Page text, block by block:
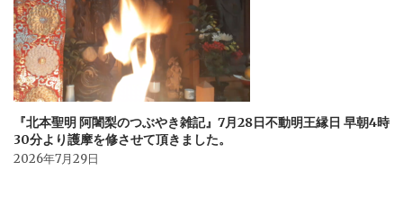
『北本聖明 阿闍梨のつぶやき雑記』7月28日不動明王縁日 早朝4時
30分より護摩を修させて頂きました。
2026年7月29日